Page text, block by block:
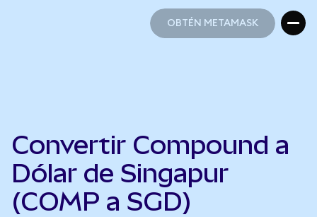
OBTÉN METAMASK
Convertir Compound a
Dólar de Singapur
(COMP a SGD)